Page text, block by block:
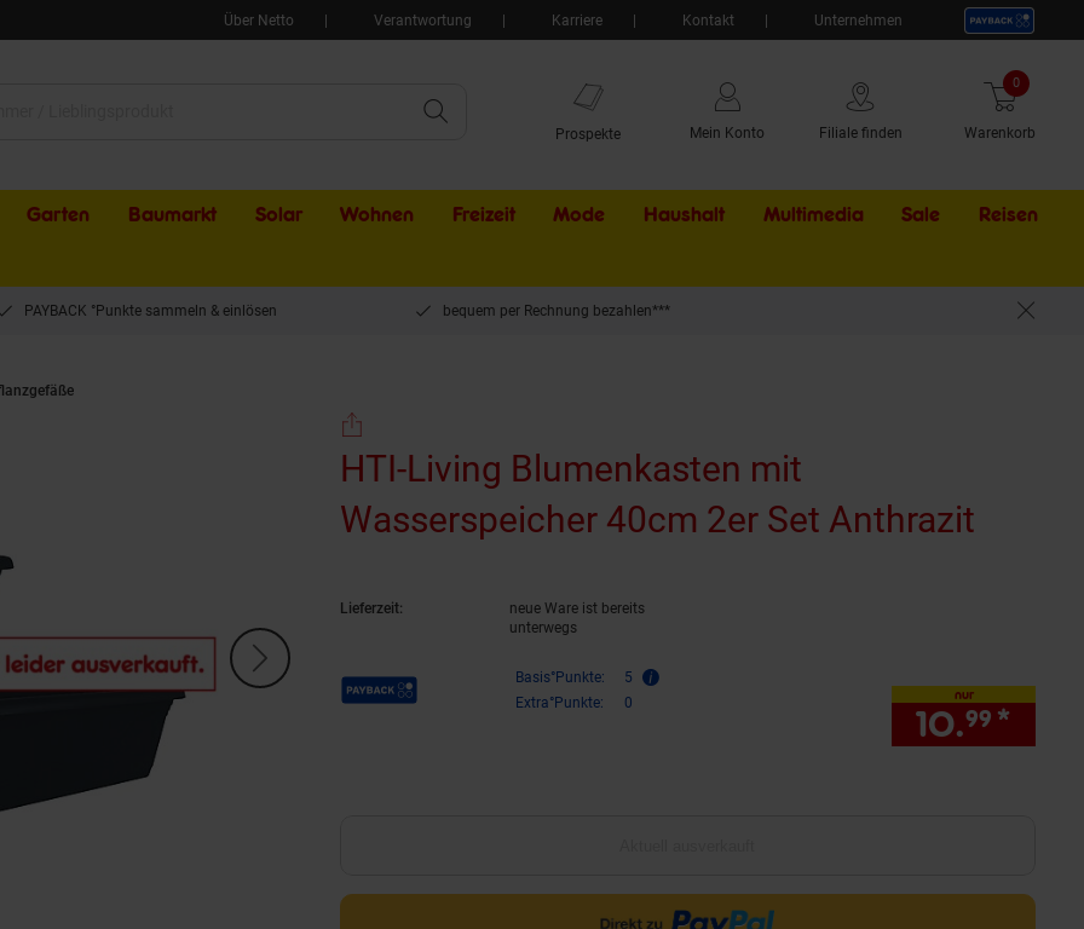
Über Netto Verantwortung Karriere Kontakt Unternehmen
Prospekte Mein Konto Filiale finden Warenkorb
0 Artikel
Garten Baumarkt Solar Wohnen Freizeit Mode Haushalt Multimedia Sale Externer
Reisen
PAYBACK °Punkte sammeln & einlösen bequem per Rechnung bezahlen***
HTI-Living Blumenkasten mit
Wasserspeicher 40cm 2er Set Anthrazit
Lieferzeit:
neue Ware ist bereits
unterwegs
Payback Punkte Basis°Punkte:
5
Extra°Punkte:
0 nur
10.99 *